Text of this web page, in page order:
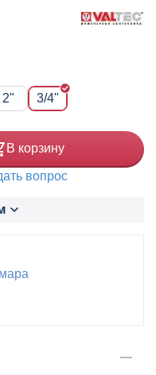
2" 3/4"
В корзину
вопрос